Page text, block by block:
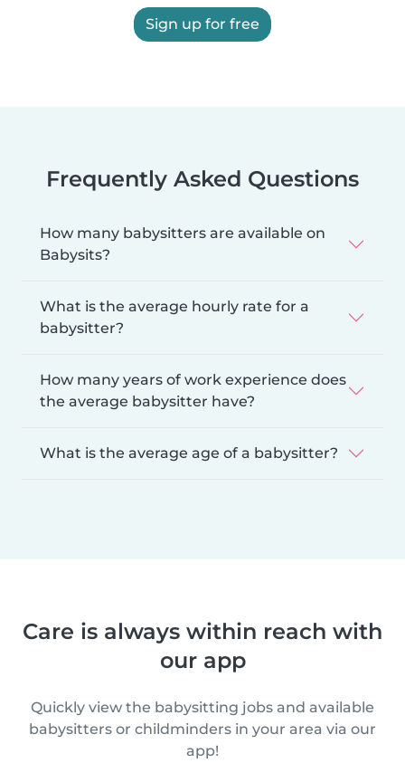
Sign up for free
Frequently Asked Questions
How many babysitters are available on
Babysits?
What is the average hourly rate for a
babysitter?
How many years of work experience does
the average babysitter have?
What is the average age of a babysitter?
Care is always within reach with
our app
Quickly view the babysitting jobs and available
babysitters or childminders in your area via our
app!